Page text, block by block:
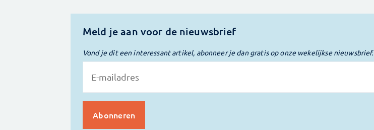
Meld je aan voor de nieuwsbrief
Vond je dit een interessant artikel, abonneer je dan gratis op onze wekelijkse nieuwsbrief.